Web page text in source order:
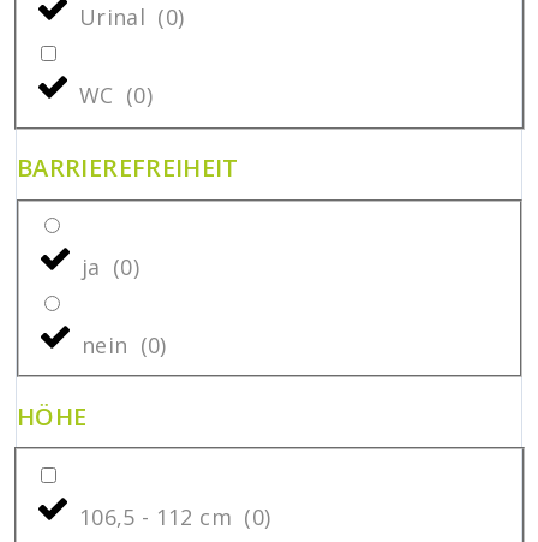
Urinal (0)
WC (0)
BARRIEREFREIHEIT
ja (0)
nein (0)
HÖHE
106,5 - 112 cm (0)